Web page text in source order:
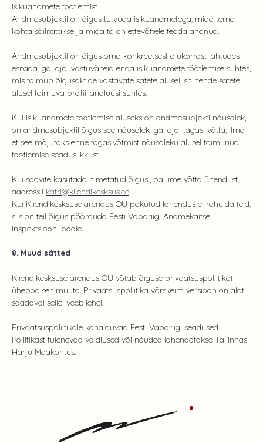
isikuandmete töötlemist.
Andmesubjektil on õigus tutvuda isikuandmetega, mida tema
kohta säilitatakse ja mida ta on ettevõttele teada andnud.
Andmesubjektil on õigus oma konkreetsest olukorrast lähtudes
esitada igal ajal vastuväiteid enda isikuandmete töötlemise suhtes,
mis toimub õigusaktide vastavate sätete alusel, sh nende sätete
alusel toimuva profiilianalüüsi suhtes.
Kui isikuandmete töötlemise aluseks on andmesubjekti nõusolek,
on andmesubjektil õigus see nõusolek igal ajal tagasi võtta, ilma
et see mõjutaks enne tagasivõtmist nõusoleku alusel toimunud
töötlemise seaduslikkust.
Kui soovite kasutada nimetatud õigusi, palume võtta ühendust
aadressil katri@kliendikesksus.ee
Kui Kliendikesksuse arendus OÜ pakutud lahendus ei rahulda teid,
siis on teil õigus pöörduda Eesti Vabariigi Andmekaitse
Inspektsiooni poole.
8. Muud sätted
Kliendikesksuse arendus OÜ võtab õiguse privaatsuspoliitikat
ühepoolselt muuta. Privaatsuspoliitika värskeim versioon on alati
saadaval sellel veebilehel.
Privaatsuspoliitikale kohalduvad Eesti Vabariigi seadused.
Poliitikast tulenevad vaidlused või nõuded lahendatakse Tallinnas
Harju Maakohtus.